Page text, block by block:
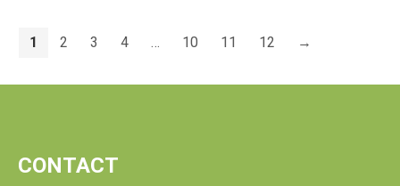
1 2 3 4 … 10 11 12 →
CONTACT